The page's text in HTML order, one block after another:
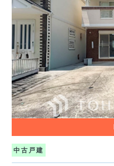
中古戸建